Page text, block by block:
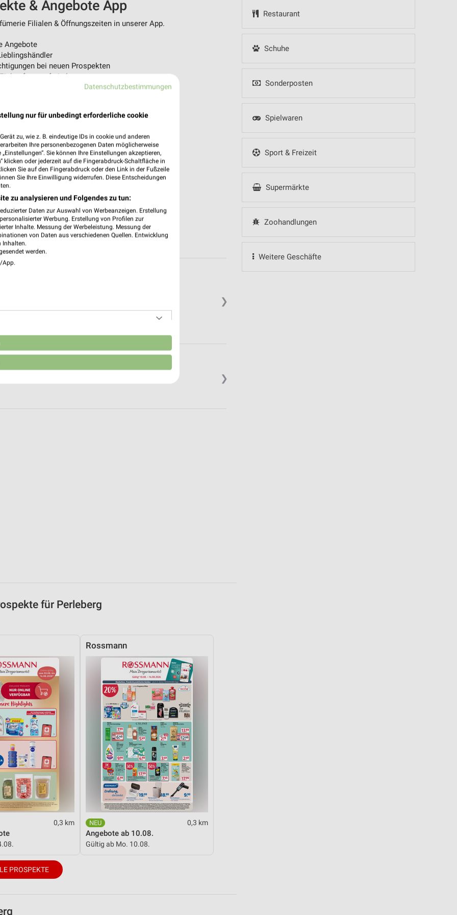
Restaurant
Schuhe
Sonderposten
Spielwaren
Sport & Freizeit
Supermärkte
Zoohandlungen
Weitere Geschäfte
& Angebote App
Filialen & Öffnungszeiten in unserer App.
Angebote
bei neuen Prospekten
stressfrei planen
❯
❯
für Perleberg
0,3 km
Rossmann
0,3 km
Angebote ab 10.08.
Gültig ab Mo. 10.08.
PROSPEKTE
Datenschutzbestimmungen
nur für unbedingt erforderliche cookie
zu, wie z. B. eindeutige IDs in cookie und anderen
Ihre personenbezogenen Daten möglicherweise
Sie können Ihre Einstellungen akzeptieren,
klicken oder jederzeit auf die Fingerabdruck-Schaltfläche in
Sie auf den Fingerabdruck oder den Link in der Fußzeile
Sie Ihre Einwilligung widerrufen. Diese Entscheidungen
zu analysieren und Folgendes zu tun:
Daten zur Auswahl von Werbeanzeigen. Erstellung
Werbung. Erstellung von Profilen zur
Inhalte. Messung der Werbeleistung. Messung der
von Daten aus verschiedenen Quellen. Entwicklung
Inhalten.
werden.
App.